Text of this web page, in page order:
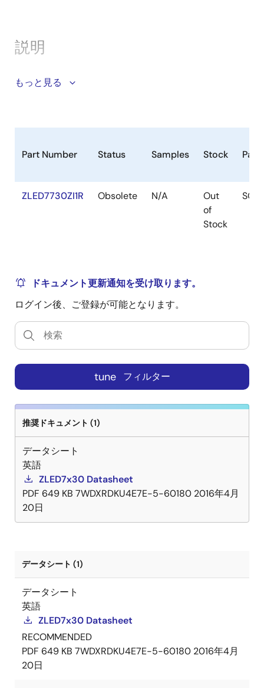
説明
The ZLED7730 continuous-mode inductive step-
high brightness and high current. The ZLED7730 can
connected LEDs from a voltage input higher than the
an adjustable output current (0.35A maximum), which
is set via an external resistor and controlled by the
ZLED7730's integrated high-side output current-
sensing circuit and high speed internal 40V power
adjust output current, allowing dimming functionality
system circuitry. The switch dimming is implemented
in either two-level mode or three-level mode. The
output current of every level and the total number of
levels are customer selected by setting the
corresponding input conditions of the DIM1 and DIM2
pins. The ZLED7730 enables diverse industrial and
currents, wide operating voltage range, high
efficiency, and variable brightness control. It offers
over-temperature and LED open-circuit protection.
The ZLED7730 can also minimize bill-of-material
costs because very few external components are
required for most applications. Only a resistor, a
diode, an inductor, and three capacitors are needed
for a typical basic application.
もっと見る
Part Number Status Samples Stock
ZLED7730ZI1R Obsolete N/A
Out
of
Stock
SOIC
ドキュメント更新通知を受け取ります。
ログイン後、ご登録が可能となります。
tune フィルター
推奨ドキュメント (1)
データシート
英語
ZLED7x30 Datasheet
PDF 649 KB 7WDXRDKU4E7E-5-60180 2016年4月
20日
データシート (1)
データシート
英語
ZLED7x30 Datasheet
RECOMMENDED
PDF 649 KB 7WDXRDKU4E7E-5-60180 2016年4月
20日